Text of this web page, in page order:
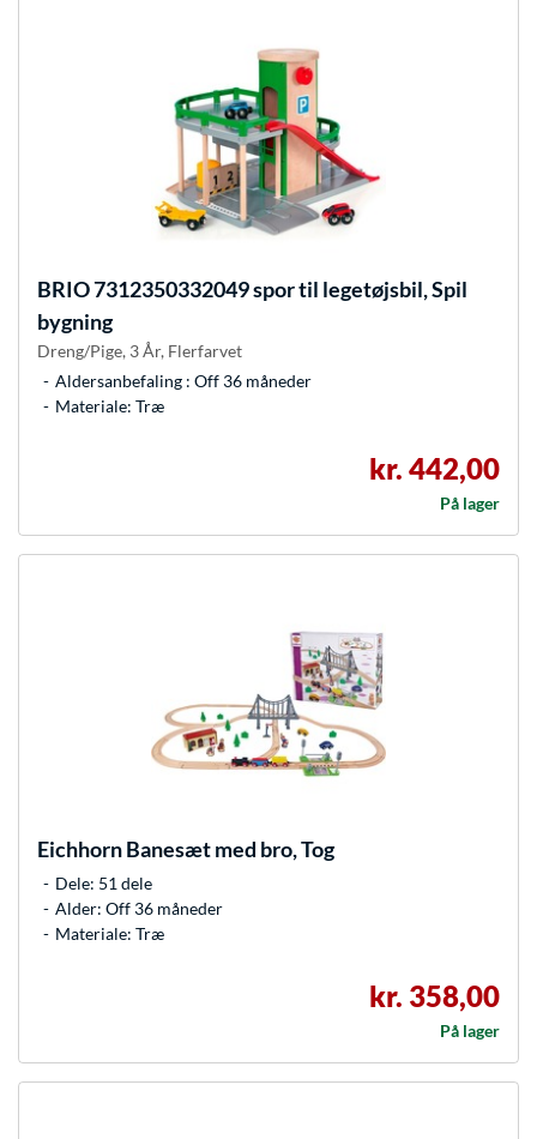
BRIO7312350332049 spor til legetøjsbil, Spil
bygning
Dreng/Pige, 3 År, Flerfarvet
Aldersanbefaling : Off 36 måneder
Materiale: Træ
kr. 442,00
På lager
EichhornBanesæt med bro, Tog
Dele: 51 dele
Alder: Off 36 måneder
Materiale: Træ
kr. 358,00
På lager